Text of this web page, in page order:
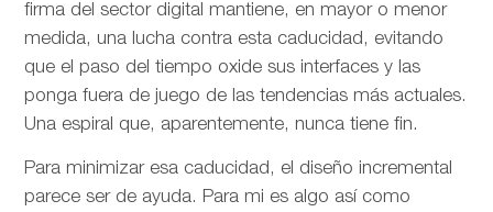
firma del sector digital mantiene, en mayor o menor
medida, una lucha contra esta caducidad, evitando
que el paso del tiempo oxide sus interfaces y las
ponga fuera de juego de las tendencias más actuales.
Una espiral que, aparentemente, nunca tiene fin.
Para minimizar esa caducidad, el diseño incremental
parece ser de ayuda. Para mi es algo así como